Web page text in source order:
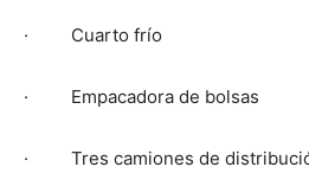
· Cuarto frío
· Empacadora de bolsas
· Tres camiones de